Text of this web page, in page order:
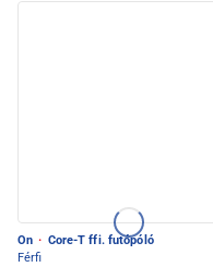
On · Core-T ffi. futópóló
Férfi